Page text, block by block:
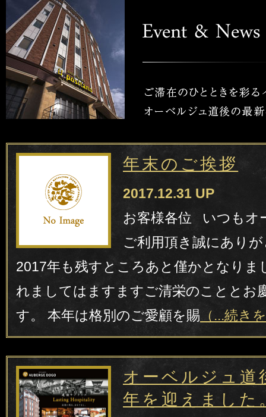
年末のご挨拶
2017.12.31 UP
お客様各位 いつもオ
ご利用頂き誠にあり
2017年も残すところあと僅かとなりま
れましてはますますご清栄のこととお
す。 本年は格別のご愛顧を賜 （...続き
オーベルジュ
年を迎えました